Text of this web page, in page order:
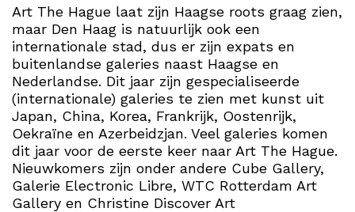
Art The Hague laat zijn Haagse roots graag zien,
maar Den Haag is natuurlijk ook een
internationale stad, dus er zijn expats en
buitenlandse galeries naast Haagse en
Nederlandse. Dit jaar zijn gespecialiseerde
(internationale) galeries te zien met kunst uit
Japan, China, Korea, Frankrijk, Oostenrijk,
Oekraïne en Azerbeidzjan. Veel galeries komen
dit jaar voor de eerste keer naar Art The Hague.
Nieuwkomers zijn onder andere Cube Gallery,
Galerie Electronic Libre, WTC Rotterdam Art
Gallery en Christine Discover Art